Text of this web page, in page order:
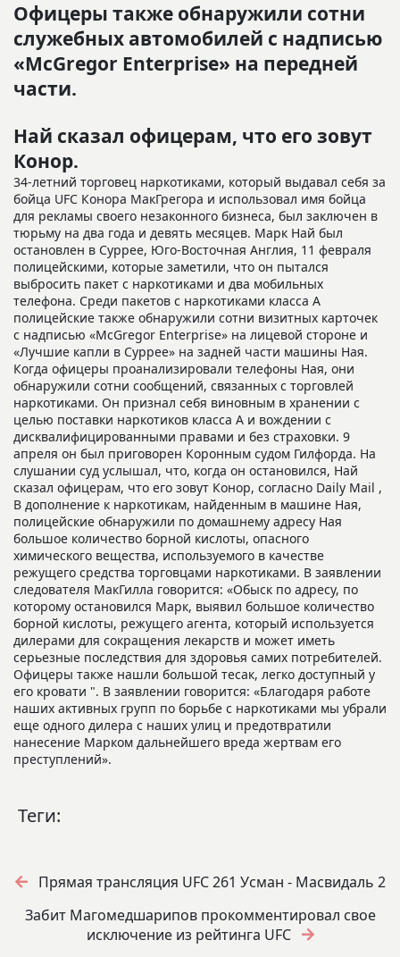
Офицеры также обнаружили сотни
служебных автомобилей с надписью
«McGregor Enterprise» на передней
части.
Най сказал офицерам, что его зовут
Конор.
34-летний торговец наркотиками, который выдавал себя за
бойца UFC Конора МакГрегора и использовал имя бойца
для рекламы своего незаконного бизнеса, был заключен в
тюрьму на два года и девять месяцев. Марк Най был
остановлен в Суррее, Юго-Восточная Англия, 11 февраля
полицейскими, которые заметили, что он пытался
выбросить пакет с наркотиками и два мобильных
телефона. Среди пакетов с наркотиками класса А
полицейские также обнаружили сотни визитных карточек
с надписью «McGregor Enterprise» на лицевой стороне и
«Лучшие капли в Суррее» на задней части машины Ная.
Когда офицеры проанализировали телефоны Ная, они
обнаружили сотни сообщений, связанных с торговлей
наркотиками. Он признал себя виновным в хранении с
целью поставки наркотиков класса А и вождении с
дисквалифицированными правами и без страховки. 9
апреля он был приговорен Коронным судом Гилфорда. На
слушании суд услышал, что, когда он остановился, Най
сказал офицерам, что его зовут Конор, согласно Daily Mail ,
В дополнение к наркотикам, найденным в машине Ная,
полицейские обнаружили по домашнему адресу Ная
большое количество борной кислоты, опасного
химического вещества, используемого в качестве
режущего средства торговцами наркотиками. В заявлении
следователя МакГилла говорится: «Обыск по адресу, по
которому остановился Марк, выявил большое количество
борной кислоты, режущего агента, который используется
дилерами для сокращения лекарств и может иметь
серьезные последствия для здоровья самих потребителей.
Офицеры также нашли большой тесак, легко доступный у
его кровати ". В заявлении говорится: «Благодаря работе
наших активных групп по борьбе с наркотиками мы убрали
еще одного дилера с наших улиц и предотвратили
нанесение Марком дальнейшего вреда жертвам его
преступлений».
Теги:
Прямая трансляция UFC 261 Усман - Масвидаль 2
Забит Магомедшарипов прокомментировал свое
исключение из рейтинга UFC